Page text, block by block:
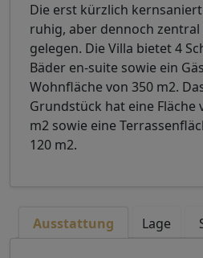
Die erst kürzlich
ruhig, aber dennoch zentral
gelegen. Die Villa bietet 4
Bäder en-suite sowie ein
Wohnfläche von 350 m2.
Grundstück hat eine Fläche
m2 sowie eine
120 m2.
Ausstattung Lage